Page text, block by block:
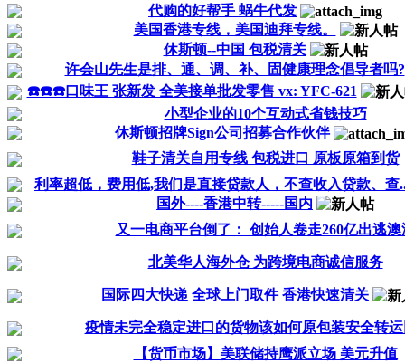
代购的好帮手 蜗牛代发
美国香港专线，美国迪拜专线。
休斯顿--中国 包税清关
许会山先生是排、通、调、补、固健康理念倡导者吗?
☎️☎️☎️口味王 张新发 全美接单批发零售 vx: YFC-621
小型企业的10个互动式省钱技巧
休斯顿招牌Sign公司招募合作伙伴
鞋子清关自用专线 包税进口 原板原箱到货
利率超低，费用低,我们是直接贷款人，不查收入贷款、查
国外----香港中转-----国内
又一电商平台倒了： 创始人卷走260亿出逃澳
北美华人海外仓 为跨境电商诚信服务
国际四大快递 全球上门取件 香港快速清关
疫情未完全稳定进口的货物该如何原包装安全转
【货币市场】美联储持鹰派立场 美元升值